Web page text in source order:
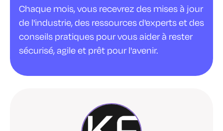
Chaque mois, vous recevrez des mises à jour
de l'industrie, des ressources d'experts et des
conseils pratiques pour vous aider à rester
sécurisé, agile et prêt pour l'avenir.